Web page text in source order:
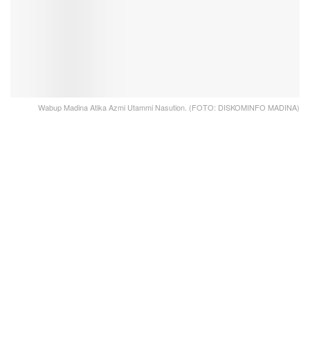
Wabup Madina Atika Azmi Utammi Nasution. (FOTO: DISKOMINFO MADINA)